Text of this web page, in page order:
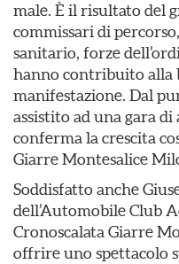
male. È il risultato del
commissari di
sanitario, forze
hanno contribuito alla
manifestazione. Dal
assistito ad una gara
conferma la crescita
Giarre Montesalice
Soddisfatto anche
dell’Automobile Club
Cronoscalata Giarre
offrire uno spettacolo